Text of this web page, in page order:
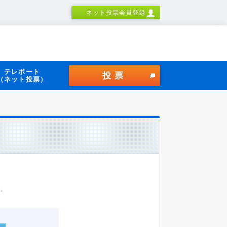
ネット投票会員登録
テレボート
（ネット投票）
投票